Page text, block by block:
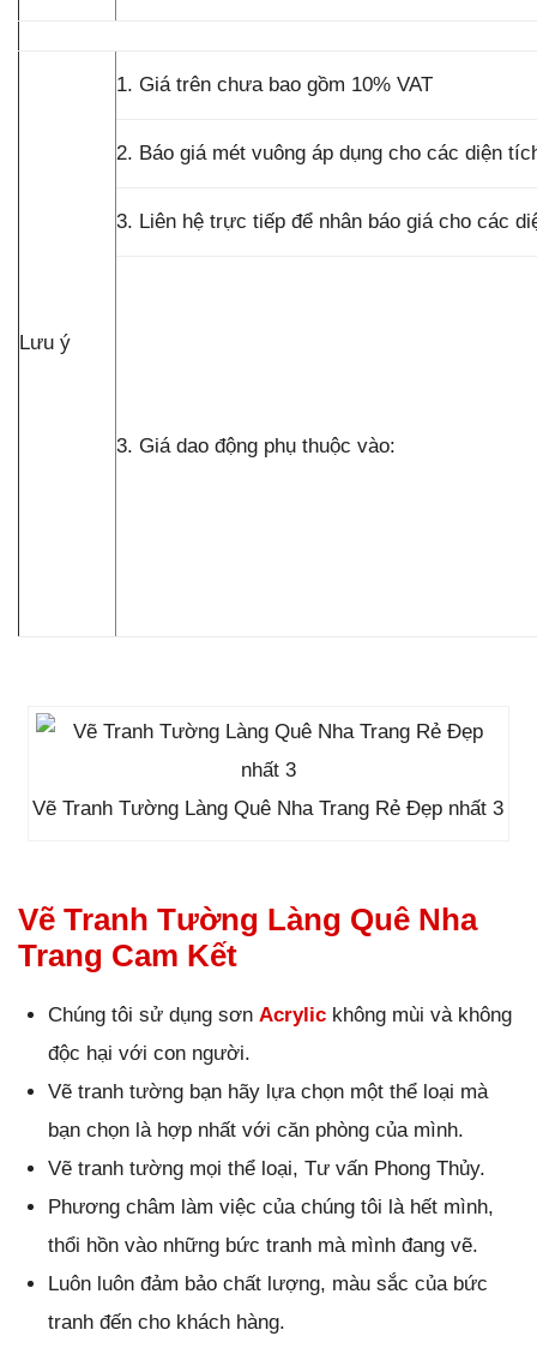
Lưu ý
1. Giá trên chưa bao gồm 10% VAT
2. Báo giá mét vuông áp dụng cho các diện
3. Liên hệ trực tiếp để nhân báo giá cho các
3. Giá dao động phụ thuộc vào:
Vẽ Tranh Tường Làng Quê Nha Trang Rẻ Đẹp nhất 3
Vẽ Tranh Tường Làng Quê Nha
Trang Cam Kết
Chúng tôi sử dụng sơnAcrylic không mùi và không
độc hại với con người.
Vẽ tranh tường bạn hãy lựa chọn một thể loại mà
bạn chọn là hợp nhất với căn phòng của mình.
Vẽ tranh tường mọi thể loại, Tư vấn Phong Thủy.
Phương châm làm việc của chúng tôi là hết mình,
thổi hồn vào những bức tranh mà mình đang vẽ.
Luôn luôn đảm bảo chất lượng, màu sắc của bức
tranh đến cho khách hàng.